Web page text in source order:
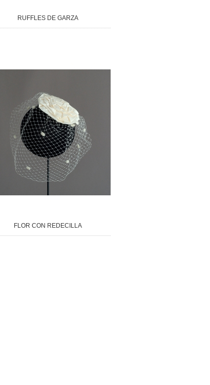
RUFFLES DE GARZA
FLOR CON REDECILLA